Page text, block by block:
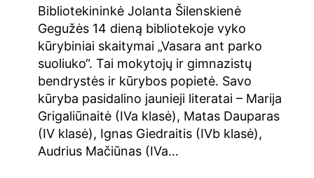
Bibliotekininkė Jolanta Šilenskienė
Gegužės 14 dieną bibliotekoje vyko
kūrybiniai skaitymai „Vasara ant parko
suoliuko“. Tai mokytojų ir gimnazistų
bendrystės ir kūrybos popietė. Savo
kūryba pasidalino jaunieji literatai – Marija
Grigaliūnaitė (IVa klasė), Matas Dauparas
(IV klasė), Ignas Giedraitis (IVb klasė),
Audrius Mačiūnas (IVa…